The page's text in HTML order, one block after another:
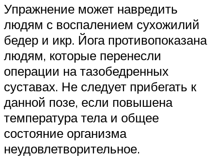
Упражнение может навредить
людям с воспалением сухожилий
бедер и икр. Йога противопоказана
людям, которые перенесли
операции на тазобедренных
суставах. Не следует прибегать к
данной позе, если повышена
температура тела и общее
состояние организма
неудовлетворительное.